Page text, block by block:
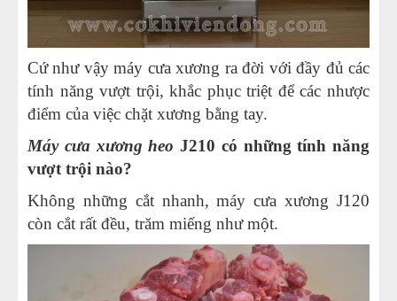
Cứ như vậy máy cưa xương ra đời với đầy đủ các
tính năng vượt trội, khắc phục triệt để các nhược
điểm của việc chặt xương bằng tay.
Máy cưa xương heo J210 có những tính năng
vượt trội nào?
Không những cắt nhanh, máy cưa xương J120
còn cắt rất đều, trăm miếng như một.